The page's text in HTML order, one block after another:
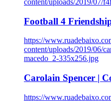
Football 4
https://
content/uploads/2019/06/
macedo_2-335x256.jpg
Carolain Spencer |
https://